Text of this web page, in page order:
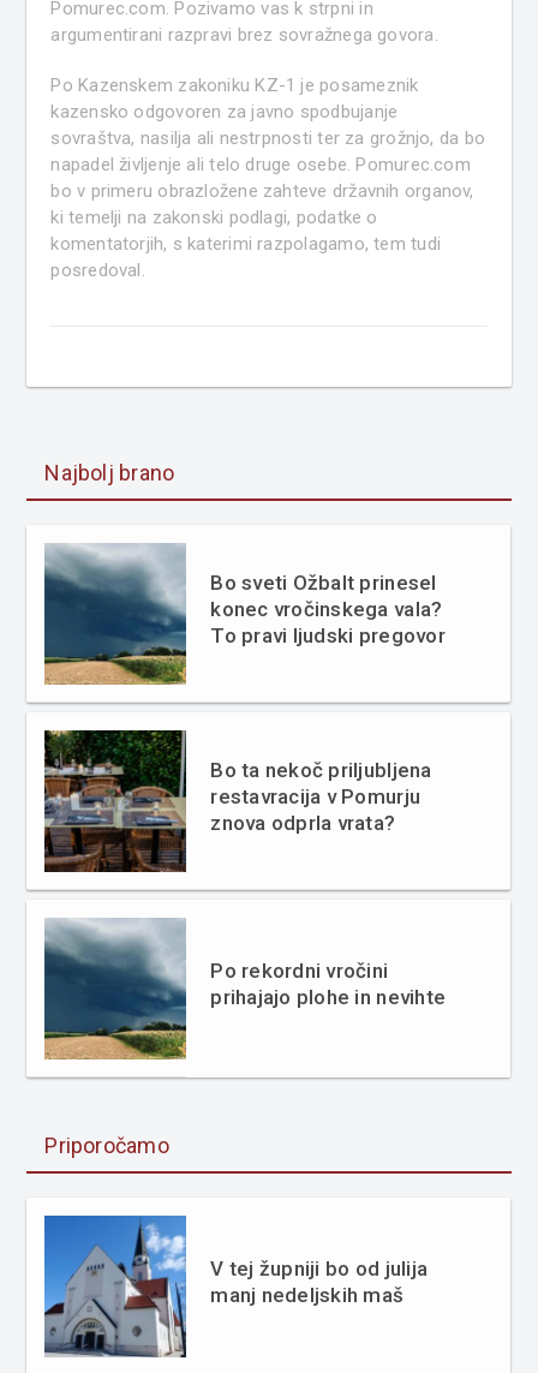
Pomurec.com. Pozivamo vas k strpni in
argumentirani razpravi brez sovražnega govora.
Po Kazenskem zakoniku KZ-1 je posameznik
kazensko odgovoren za javno spodbujanje
sovraštva, nasilja ali nestrpnosti ter za grožnjo, da bo
napadel življenje ali telo druge osebe. Pomurec.com
bo v primeru obrazložene zahteve državnih organov,
ki temelji na zakonski podlagi, podatke o
komentatorjih, s katerimi razpolagamo, tem tudi
posredoval.
Najbolj brano
Bo sveti Ožbalt prinesel
konec vročinskega vala?
To pravi ljudski pregovor
Bo ta nekoč priljubljena
restavracija v Pomurju
znova odprla vrata?
Po rekordni vročini
prihajajo plohe in nevihte
Priporočamo
V tej župniji bo od julija
manj nedeljskih maš